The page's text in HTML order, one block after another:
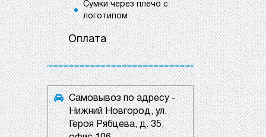
Сумки через плечо с
логотипом
Оплата
Самовывоз по адресу -
Нижний Новгород, ул.
Героя Рябцева, д. 35,